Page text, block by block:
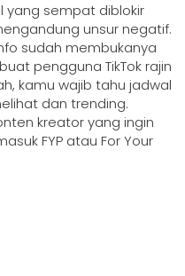
yang sempat diblokir
unsur negatif.
sudah membukanya
pengguna TikTok rajin
kamu wajib tahu jadwal
dan trending.
kreator yang ingin
FYP atau For Your